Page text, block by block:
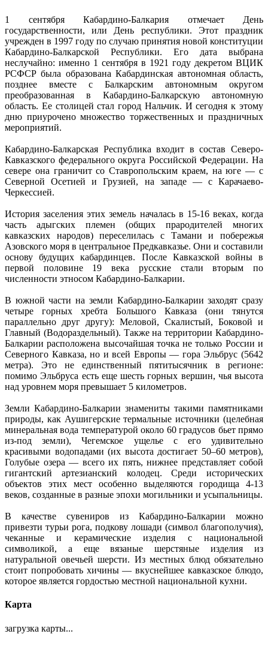
1 сентября Кабардино-Балкария отмечает День
государственности, или День республики. Этот праздник
учрежден в 1997 году по случаю принятия новой конституции
Кабардино-Балкарской Республики. Его дата выбрана
неслучайно: именно 1 сентября в 1921 году декретом ВЦИК
РСФСР была образована Кабардинская автономная область,
позднее вместе с Балкарским автономным округом
преобразованная в Кабардино-Балкарскую автономную
область. Ее столицей стал город Нальчик. И сегодня к этому
дню приурочено множество торжественных и праздничных
мероприятий.
Кабардино-Балкарская Республика входит в состав Северо-
Кавказского федерального округа Российской Федерации. На
севере она граничит со Ставропольским краем, на юге — с
Северной Осетией и Грузией, на западе — с Карачаево-
Черкессией.
История заселения этих земель началась в 15-16 веках, когда
часть адыгских племен (общих прародителей многих
кавказских народов) переселилась с Тамани и побережья
Азовского моря в центральное Предкавказье. Они и составили
основу будущих кабардинцев. После Кавказской войны в
первой половине 19 века русские стали вторым по
численности этносом Кабардино-Балкарии.
В южной части на земли Кабардино-Балкарии заходят сразу
четыре горных хребта Большого Кавказа (они тянутся
параллельно друг другу): Меловой, Скалистый, Боковой и
Главный (Водораздельный). Также на территории Кабардино-
Балкарии расположена высочайшая точка не только России и
Северного Кавказа, но и всей Европы — гора Эльбрус (5642
метра). Это не единственный пятитысячник в регионе:
помимо Эльбруса есть еще шесть горных вершин, чья высота
над уровнем моря превышает 5 километров.
Земли Кабардино-Балкарии знамениты такими памятниками
природы, как Аушигерские термальные источники (целебная
минеральная вода температурой около 60 градусов бьет прямо
из-под земли), Чегемское ущелье с его удивительно
красивыми водопадами (их высота достигает 50–60 метров),
Голубые озера — всего их пять, нижнее представляет собой
гигантский артезианский колодец. Среди исторических
объектов этих мест особенно выделяются городища 4-13
веков, созданные в разные эпохи могильники и усыпальницы.
В качестве сувениров из Кабардино-Балкарии можно
привезти турьи рога, подкову лошади (символ благополучия),
чеканные и керамические изделия с национальной
символикой, а еще вязаные шерстяные изделия из
натуральной овечьей шерсти. Из местных блюд обязательно
стоит попробовать хичины — вкуснейшее кавказское блюдо,
которое является гордостью местной национальной кухни.
Карта
загрузка карты...